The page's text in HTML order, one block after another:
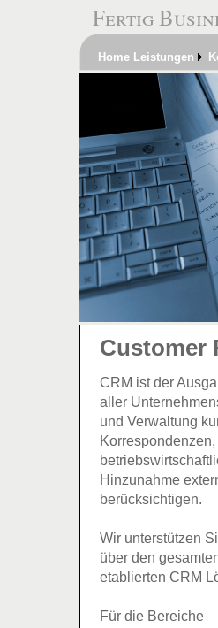
Fertig
Home Leistungen
Customer
CRM ist der
aller
und Verwaltung
Hinzunahme
berücksichtigen.
Wir unterstützen
über den
etablierten CRM
Für die Bereiche